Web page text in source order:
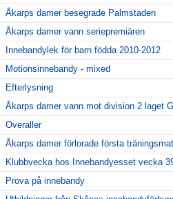
Åkarps damer besegrade Palmstaden
Åkarps damer vann seriepremiären
Innebandylek för barn födda 2010-2012
Motionsinnebandy - mixed
Efterlysning
Åkarps damer vann mot division 2 laget
Overaller
Åkarps damer förlorade första
Klubbvecka hos Innebandyesset vecka
Prova på innebandy